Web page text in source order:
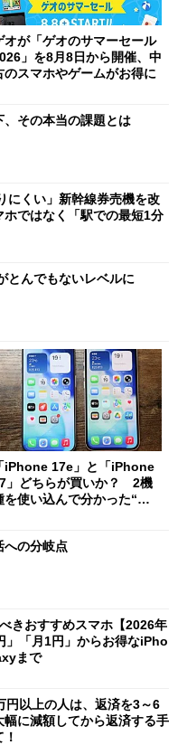
オが「ゲオのサマーセール
」を8月8日から開催、中
のスマホやゲームがお得に
、その本当の課題とは
にくい」新幹線券売機を改
ではなく「駅での最短1分
とんでもないレベルに
「iPhone 17e」と「iPhone
」どちらが買いか？ 2機
を使い込んで分かった“ス
への分岐点
きおすすめスマホ【2026年
」「月1円」からお得なiPho
まで
円以上の人は、返済を3～6
幅に減額してから返済する手